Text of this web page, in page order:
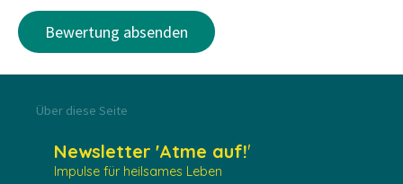
Über diese Seite
Newsletter 'Atme auf!'
Impulse für heilsames Leben